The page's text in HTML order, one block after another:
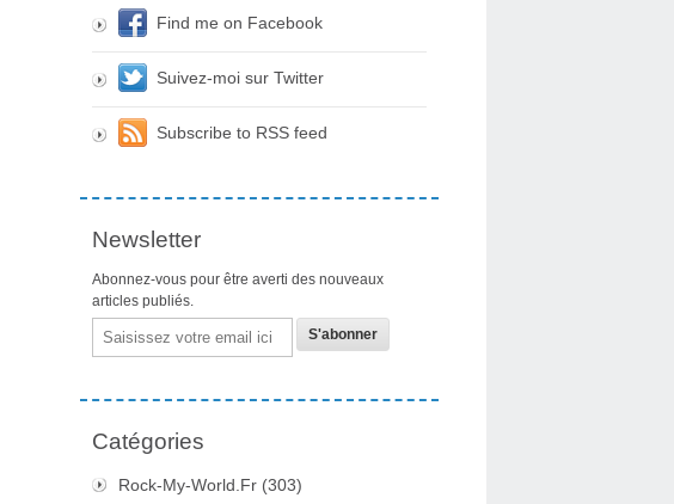
Find me on Facebook
Suivez-moi sur Twitter
Subscribe to RSS feed
Newsletter
Abonnez-vous pour être averti des nouveaux
articles publiés.
Email
Catégories
Rock-My-World.fr (303)